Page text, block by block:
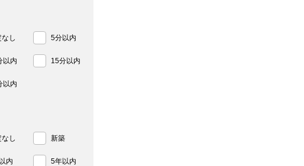
し 5分以内
以内 15分以内
以内
し 新築
内 5年以内